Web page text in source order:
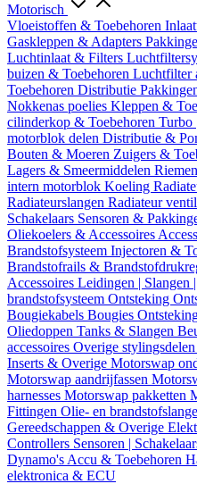
Motorisch
Vloeistoffen & Toebehoren
Gaskleppen & Adapters
Luchtinlaat & Filters
buizen & Toebehoren Luchtfilter
Toebehoren Distributie
Nokkenas poelies Kleppen &
cilinderkop & Toebehoren Turbo
motorblok delen Distributie &
Bouten & Moeren Zuigers &
Lagers & Smeermiddelen
intern motorblok Koeling
Radiateurslangen Radiateur
Schakelaars Sensoren &
Oliekoelers & Accessoires
Brandstofsysteem Injectoren &
Brandstofrails &
Accessoires Leidingen | Slangen
brandstofsysteem Ontsteking
Bougiekabels Bougies
Oliedoppen Tanks & Slangen
accessoires Overige stylingsdelen
Inserts & Overige Motorswap
Motorswap aandrijfassen
harnesses Motorswap pakketten
Fittingen Olie- en
Gereedschappen & Overige
Controllers Sensoren |
Dynamo's Accu & Toebehoren
elektronica & ECU